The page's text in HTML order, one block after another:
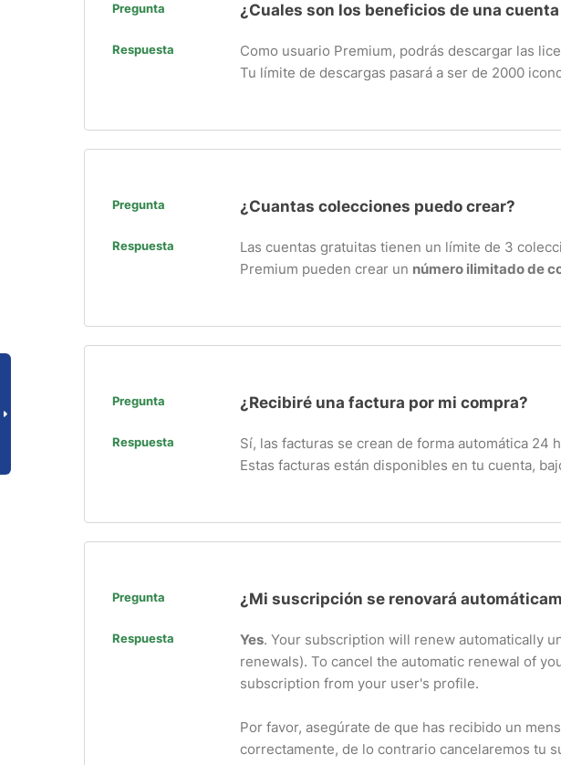
Pregunta ¿Cuales son los beneficios de una
Respuesta
Como usuario Premium, podrás descargar las
Tu límite de descargas pasará a ser de 2000
Pregunta ¿Cuantas colecciones puedo crear?
Respuesta
Las cuentas gratuitas tienen un límite de 3
Premium pueden crear un número ilimitado de
Pregunta ¿Recibiré una factura por mi compra?
Respuesta
Sí, las facturas se crean de forma automática 24
Estas facturas están disponibles en tu cuenta,
Pregunta ¿Mi suscripción se renovará
Respuesta Yes. Your subscription will renew automatically
renewals). To cancel the automatic renewal of
subscription from your user's profile.
Por favor, asegúrate de que has recibido un
correctamente, de lo contrario cancelaremos tu